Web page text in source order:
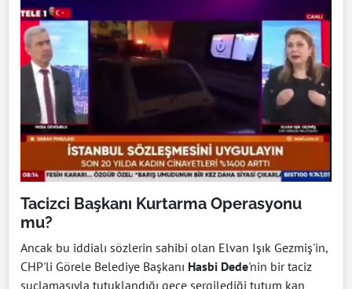
Tacizci Başkanı Kurtarma Operasyonu
mu?
Ancak bu iddialı sözlerin sahibi olan Elvan Işık Gezmiş'in,
CHP'li Görele Belediye Başkanı Hasbi Dede'nin bir taciz
suçlamasıyla tutuklandığı gece sergilediği tutum kan